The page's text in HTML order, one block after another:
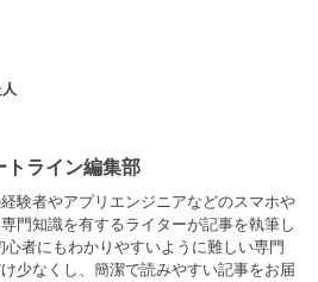
トライン編集部
験者やアプリエンジニアなどのスマホや
門知識を有するライターが記事を執筆し
者にもわかりやすいように難しい専門
少なくし、簡潔で読みやすい記事をお届